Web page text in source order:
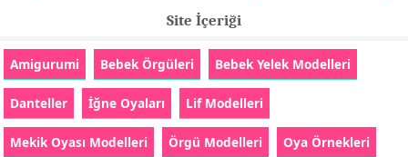
Site İçeriği
Amigurumi Bebek Örgüleri Bebek Yelek Modelleri
Danteller İğne Oyaları Lif Modelleri
Mekik Oyası Modelleri Örgü Modelleri Oya Örnekleri